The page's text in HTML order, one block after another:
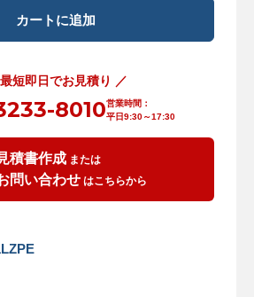
短即日でお見積り ／
8010営業時間：
平日9:30～17:30
積書作成または
問い合わせはこちらから